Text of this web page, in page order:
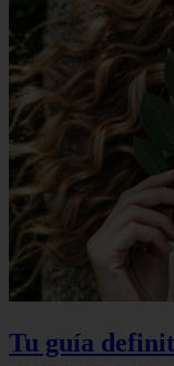
Tu guía